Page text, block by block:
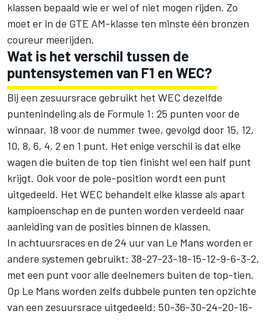
klassen bepaald wie er wel of niet mogen rijden. Zo
moet er in de GTE AM-klasse ten minste één bronzen
coureur meerijden.
Wat is het verschil tussen de
puntensystemen van F1 en WEC?
Bij een zesuursrace gebruikt het WEC dezelfde
puntenindeling als de Formule 1: 25 punten voor de
winnaar, 18 voor de nummer twee, gevolgd door 15, 12,
10, 8, 6, 4, 2 en 1 punt. Het enige verschil is dat elke
wagen die buiten de top tien finisht wel een half punt
krijgt. Ook voor de pole-position wordt een punt
uitgedeeld. Het WEC behandelt elke klasse als apart
kampioenschap en de punten worden verdeeld naar
aanleiding van de posities binnen de klassen.
In achtuursraces en de 24 uur van Le Mans worden er
andere systemen gebruikt: 38-27-23-18-15-12-9-6-3-2,
met een punt voor alle deelnemers buiten de top-tien.
Op Le Mans worden zelfs dubbele punten ten opzichte
van een zesuursrace uitgedeeld: 50-36-30-24-20-16-